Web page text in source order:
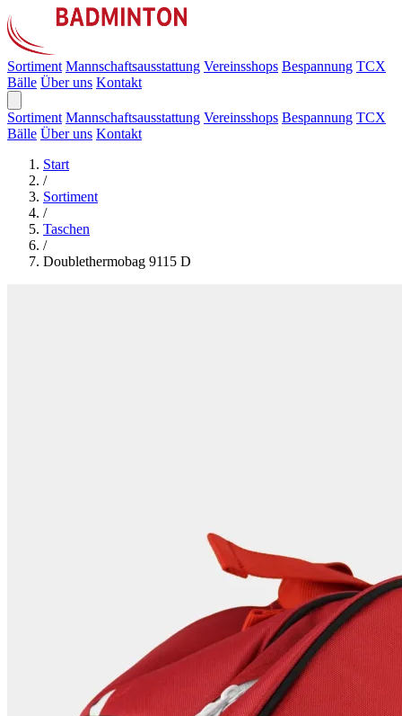
Sortiment Mannschaftsausstattung Vereinsshops Bespannung TCX
Bälle Über uns Kontakt
Sortiment Mannschaftsausstattung Vereinsshops Bespannung TCX
Bälle Über uns Kontakt
Start
/
Sortiment
/
Taschen
/
Doublethermobag 9115 D